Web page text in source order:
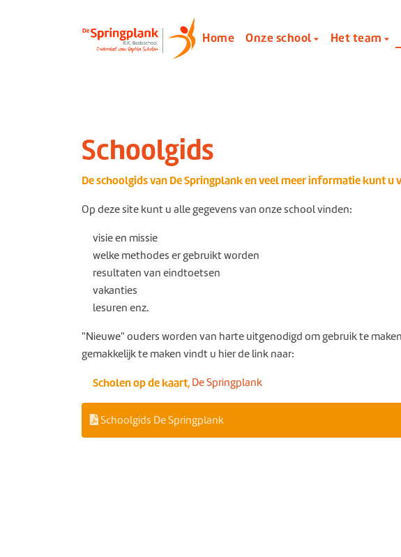
Home Onze school Het team
Schoolgids
De schoolgids van De Springplank en veel meer informatie kunt u
Op deze site kunt u alle gegevens van onze school vinden:
visie en missie
welke methodes er gebruikt worden
resultaten van eindtoetsen
vakanties
lesuren enz.
"Nieuwe" ouders worden van harte uitgenodigd om gebruik te
gemakkelijk te maken vindt u hier de link naar:
Scholen op de kaart, De Springplank
Schoolgids De Springplank